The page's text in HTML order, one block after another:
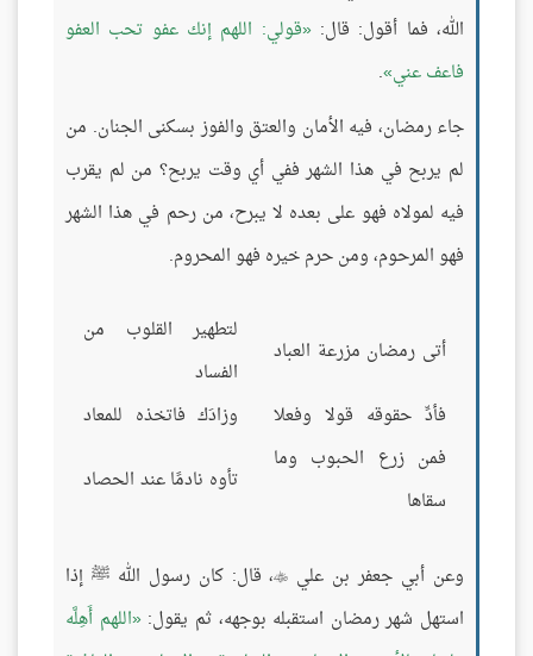
الله، فما أقول: قال: قولي: اللهم إنك عفو تحب العفو
فاعف عني .
جاء رمضان، فيه الأمان والعتق والفوز بسكنى الجنان. من
لم يربح في هذا الشهر ففي أي وقت يربح؟ من لم يقرب
فيه لمولاه فهو على بعده لا يبرح، من رحم في هذا الشهر
فهو المرحوم، ومن حرم خيره فهو المحروم.
أتى رمضان مزرعة العباد
لتطهير القلوب من
الفساد
فأدِّ حقوقه قولا وفعلا
وزادَك فاتخذه للمعاد
فمن زرع الحبوب وما
سقاها
تأوه نادمًا عند الحصاد
وعن أبي جعفر بن علي ، قال: كان رسول الله ﷺ إذا
استهل شهر رمضان استقبله بوجهه، ثم يقول: اللهم أَهِلَّه